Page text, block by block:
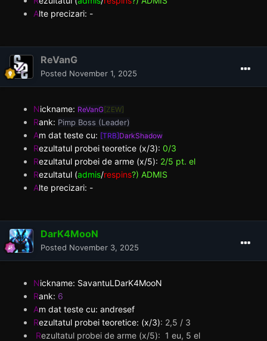
Alte precizari: -
ReVanG
Posted November 1, 2025
Nickname: ReVanG[ZEW]
Rank: Pimp Boss (Leader)
Am dat teste cu: [TRB]DarkShadow
Rezultatul probei teoretice (x/3): 0/3
Rezultatul probei de arme (x/5): 2/5 pt. el
Rezultatul (admis/respins?) ADMIS
Alte precizari: -
DarK4MooN
Posted November 3, 2025
Nickname: SavantuLDarK4MooN
Rank: 6
Am dat teste cu: andresef
Rezultatul probei teoretice: (x/3): 2,5 / 3
Rezultatul probei de arme (x/5): 1 eu, 5 el